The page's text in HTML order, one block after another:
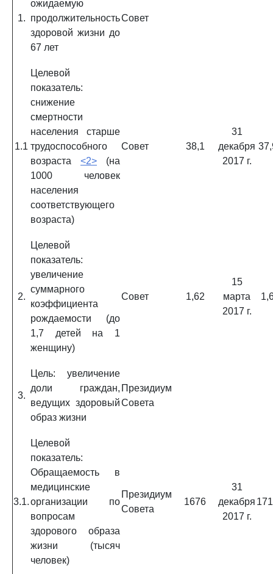
1.
ожидаемую
продолжительность
здоровой жизни до
67 лет
Совет
1.1
Целевой
показатель:
снижение
смертности
населения старше
трудоспособного
возраста <2> (на
1000 человек
населения
соответствующего
возраста)
Совет 38,1
31
декабря
2017 г.
2.
Целевой
показатель:
увеличение
суммарного
коэффициента
рождаемости (до
1,7 детей на 1
женщину)
Совет 1,62
15
марта
2017 г.
3.
Цель: увеличение
доли граждан,
ведущих здоровый
образ жизни
Президиум
Совета
3.1.
Целевой
показатель:
Обращаемость в
медицинские
организации по
вопросам
здорового образа
жизни (тысяч
человек)
Президиум
Совета
1676
31
декабря
2017 г.